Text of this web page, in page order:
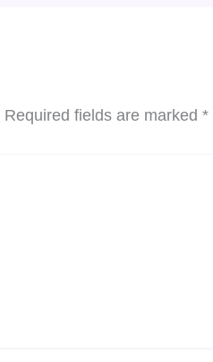
Required fields are marked *